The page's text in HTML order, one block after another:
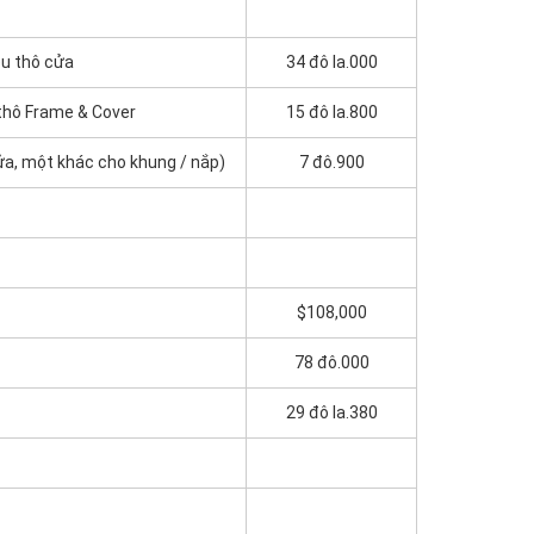
thô cửa 34 đô la.000
Frame & Cover 15 đô la.800
một khác cho khung / nắp) 7 đô.900
$108,000
78 đô.000
29 đô la.380